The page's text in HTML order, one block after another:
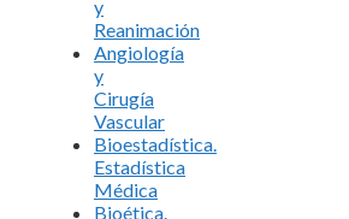
y
Reanimación
Angiología
y
Cirugía
Vascular
Bioestadística.
Estadística
Médica
Bioética.